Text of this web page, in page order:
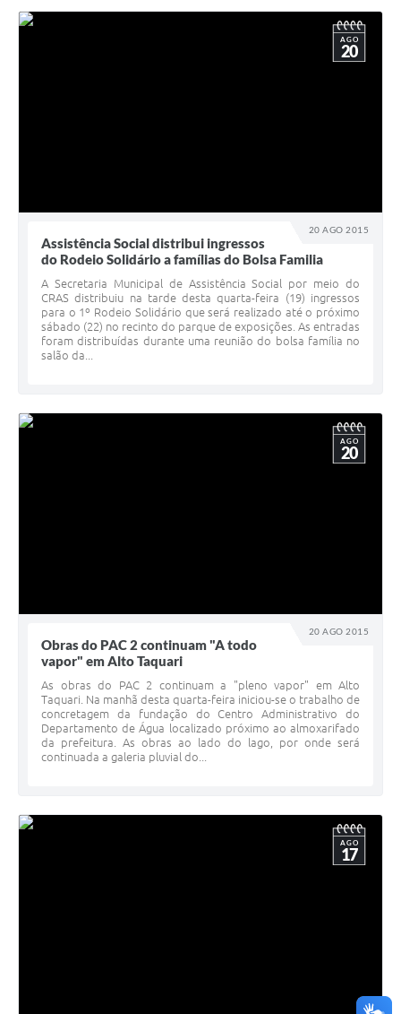
20 AGO 2015
AGO
20
Assistência Social distribui ingressos
do Rodeio Solidário a famílias do Bolsa Familia
A Secretaria Municipal de Assistência Social por meio do
CRAS distribuiu na tarde desta quarta-feira (19) ingressos
para o 1º Rodeio Solidário que será realizado até o próximo
sábado (22) no recinto do parque de exposições. As entradas
foram distribuídas durante uma reunião do bolsa família no
salão da...
20 AGO 2015
AGO
20
Obras do PAC 2 continuam "A todo
vapor" em Alto Taquari
As obras do PAC 2 continuam a "pleno vapor" em Alto
Taquari. Na manhã desta quarta-feira iniciou-se o trabalho de
concretagem da fundação do Centro Administrativo do
Departamento de Água localizado próximo ao almoxarifado
da prefeitura. As obras ao lado do lago, por onde será
continuada a galeria pluvial do...
AGO
17